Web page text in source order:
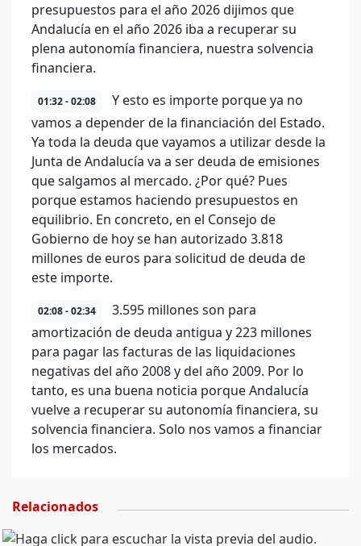
presupuestos para el año 2026 dijimos que
Andalucía en el año 2026 iba a recuperar su
plena autonomía financiera, nuestra solvencia
financiera.
01:32 - 02:08
Y esto es importe porque ya no
vamos a depender de la financiación del Estado.
Ya toda la deuda que vayamos a utilizar desde la
Junta de Andalucía va a ser deuda de emisiones
que salgamos al mercado. ¿Por qué? Pues
porque estamos haciendo presupuestos en
equilibrio. En concreto, en el Consejo de
Gobierno de hoy se han autorizado 3.818
millones de euros para solicitud de deuda de
este importe.
02:08 - 02:34
3.595 millones son para
amortización de deuda antigua y 223 millones
para pagar las facturas de las liquidaciones
negativas del año 2008 y del año 2009. Por lo
tanto, es una buena noticia porque Andalucía
vuelve a recuperar su autonomía financiera, su
solvencia financiera. Solo nos vamos a financiar
los mercados.
Relacionados